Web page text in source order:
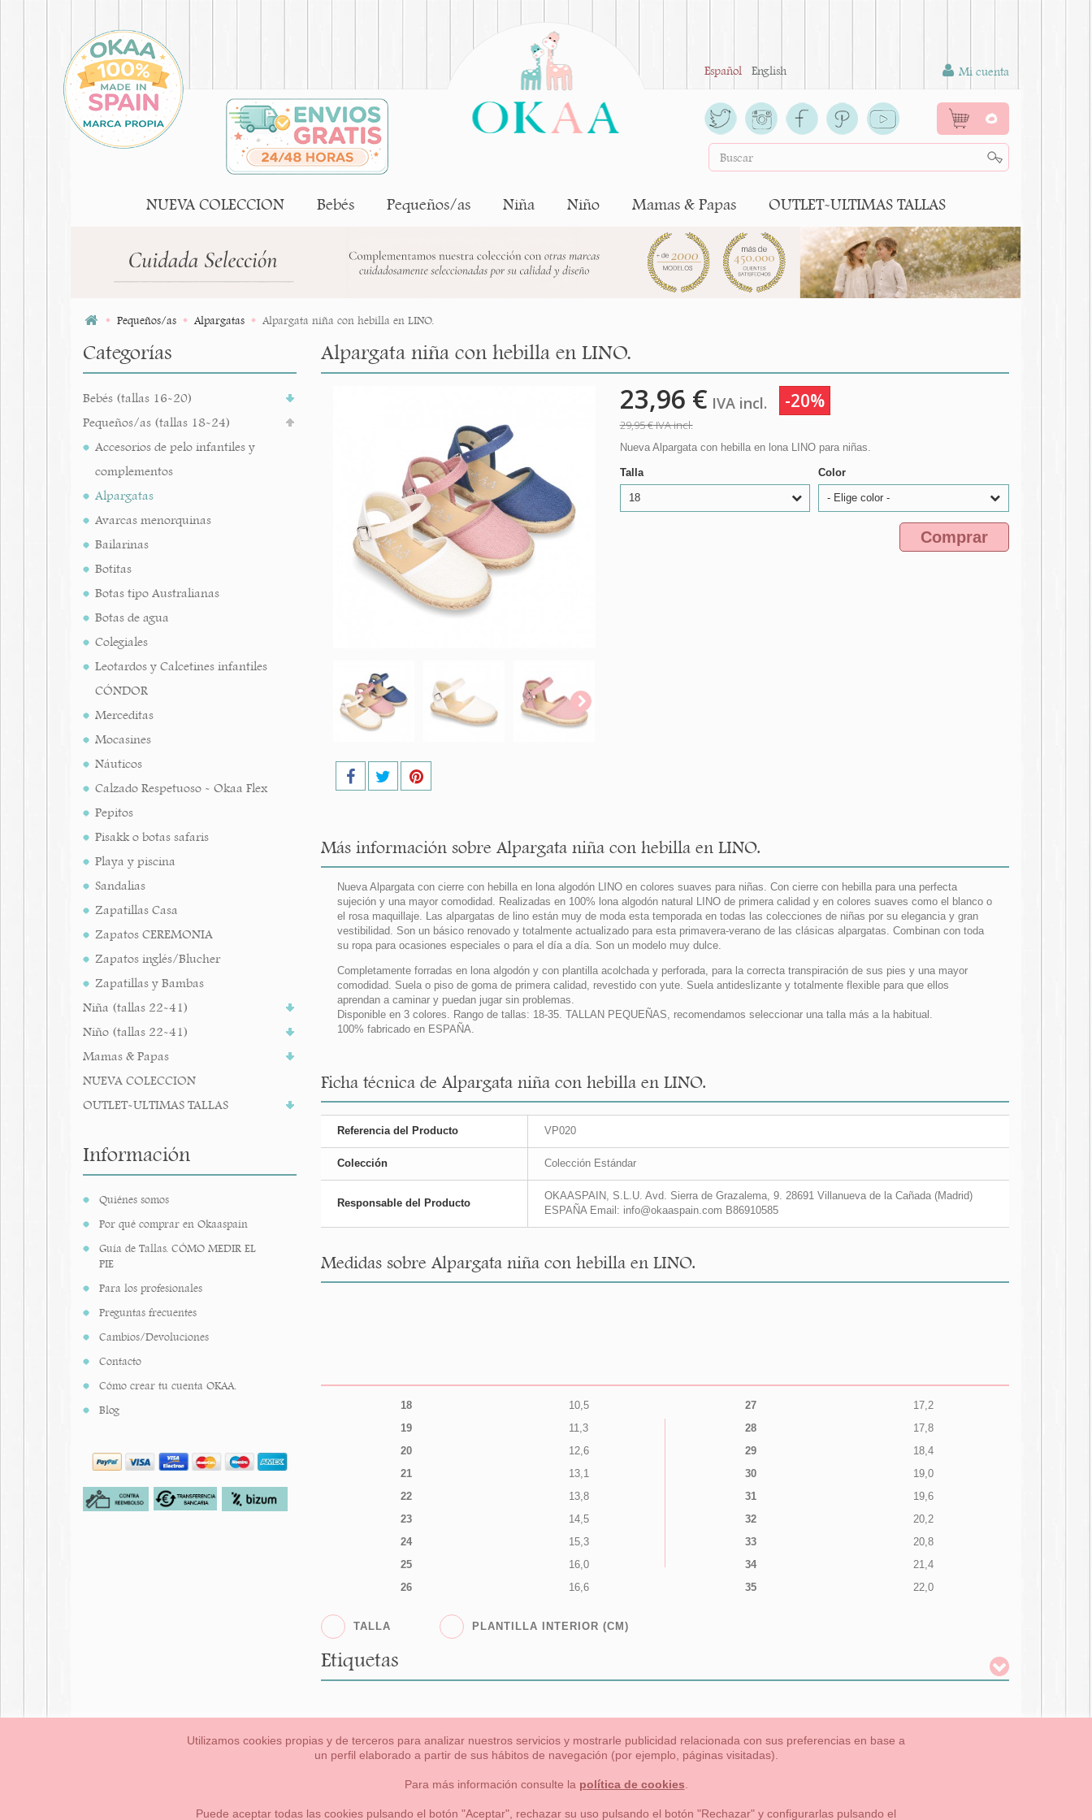
Español English Mi cuenta
0
NUEVA COLECCION Bebés Pequeños/as Niña Niño Mamas & Papas OUTLET-ULTIMAS TALLAS
Pequeños/as Alpargatas Alpargata niña con hebilla en LINO.
Categorías
Bebés (tallas 16-20)
Pequeños/as (tallas 18-24)
Accesorios de pelo infantiles y
complementos
Alpargatas
Avarcas menorquinas
Bailarinas
Botitas
Botas tipo Australianas
Botas de agua
Colegiales
Leotardos y Calcetines infantiles
CÓNDOR
Merceditas
Mocasines
Náuticos
Calzado Respetuoso - Okaa Flex
Pepitos
Pisakk o botas safaris
Playa y piscina
Sandalias
Zapatillas Casa
Zapatos CEREMONIA
Zapatos inglés/Blucher
Zapatillas y Bambas
Niña (tallas 22-41)
Niño (tallas 22-41)
Mamas & Papas
NUEVA COLECCION
OUTLET-ULTIMAS TALLAS
Información
Quiénes somos
Por qué comprar en Okaaspain
Guía de Tallas. CÓMO MEDIR EL
PIE
Para los profesionales
Preguntas frecuentes
Cambios/Devoluciones
Contacto
Cómo crear tu cuenta OKAA.
Blog
Alpargata niña con hebilla en LINO.
23,96 € IVA incl. -20%
29,95 €IVA incl.
Nueva Alpargata con hebilla en lona LINO para niñas.
Talla
18
Color
- Elige color -
Comprar
Más información sobre Alpargata niña con hebilla en LINO.
Nueva Alpargata con cierre con hebilla en lona algodón LINO en colores suaves para niñas. Con cierre con hebilla para una perfecta
sujeción y una mayor comodidad. Realizadas en 100% lona algodón natural LINO de primera calidad y en colores suaves como el blanco o
el rosa maquillaje. Las alpargatas de lino están muy de moda esta temporada en todas las colecciones de niñas por su elegancia y gran
vestibilidad. Son un básico renovado y totalmente actualizado para esta primavera-verano de las clásicas alpargatas. Combinan con toda
su ropa para ocasiones especiales o para el día a día. Son un modelo muy dulce.
Completamente forradas en lona algodón y con plantilla acolchada y perforada, para la correcta transpiración de sus pies y una mayor
comodidad. Suela o piso de goma de primera calidad, revestido con yute. Suela antideslizante y totalmente flexible para que ellos
aprendan a caminar y puedan jugar sin problemas.
Disponible en 3 colores. Rango de tallas: 18-35. TALLAN PEQUEÑAS, recomendamos seleccionar una talla más a la habitual.
100% fabricado en ESPAÑA.
Ficha técnica de Alpargata niña con hebilla en LINO.
Referencia del Producto VP020
Colección Colección Estándar
Responsable del Producto
OKAASPAIN, S.L.U. Avd. Sierra de Grazalema, 9. 28691 Villanueva de la Cañada (Madrid)
ESPAÑA Email: info@okaaspain.com B86910585
Medidas sobre Alpargata niña con hebilla en LINO.
18
10,5
19
11,3
20
12,6
21
13,1
22
13,8
23
14,5
24
15,3
25
16,0
26
16,6
27
17,2
28
17,8
29
18,4
30
19,0
31
19,6
32
20,2
33
20,8
34
21,4
35
22,0
TALLA PLANTILLA INTERIOR (CM)
Etiquetas
Pequeños/as Niña Niño Mamas & Papas NUEVA COLECCION OUTLET-ULTIMAS TALLAS
Condiciones generales de compra, formas de pago , política de devoluciones y reembolsos Privacidad
Utilizamos cookies propias y de terceros para analizar nuestros servicios y mostrarle publicidad relacionada con sus preferencias en base a
un perfil elaborado a partir de sus hábitos de navegación (por ejemplo, páginas visitadas).
Para más información consulte la política de cookies
Puede aceptar todas las cookies pulsando el botón "Aceptar", rechazar su uso pulsando el botón "Rechazar" y configurarlas pulsando el